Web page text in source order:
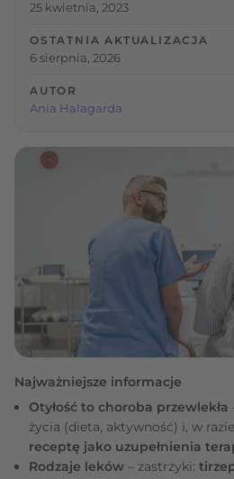
25 kwietnia, 2023
OSTATNIA AKTUALIZACJA
6 sierpnia, 2026
AUTOR
Ania Halagarda
Najważniejsze informacje
Otyłość to choroba przewlekła
życia (dieta, aktywność) i, w
receptę jako uzupełnienia
Rodzaje leków – zastrzyki: